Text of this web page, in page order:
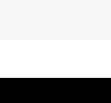
con los modelos Trike.